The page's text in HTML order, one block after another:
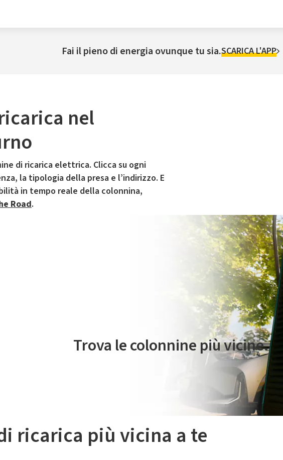
Fai il pieno di energia ovunque tu sia.SCARICA L'APP
nel
di ricarica elettrica. Clicca su ogni
la tipologia della presa e l’indirizzo. E
in tempo reale della colonnina,
Road.
Il servizio di mobilità elettrica è gestito da Plenitude On The Road
Trova le colonnine più vicine.
ricarica più vicina a te